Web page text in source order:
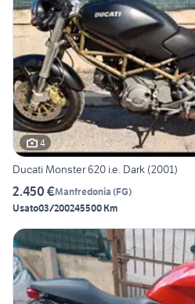
4
Ducati Monster 620 i.e. Dark (2001)
2.450 €Manfredonia (FG)
Usato03/200245500 Km